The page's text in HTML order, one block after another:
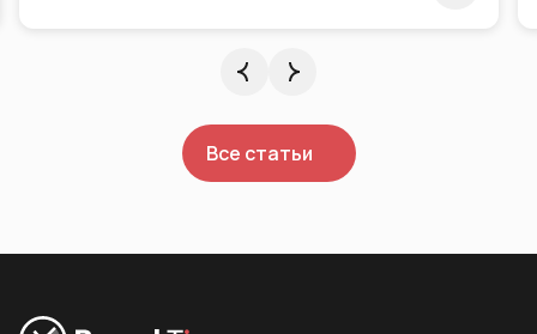
Все статьи